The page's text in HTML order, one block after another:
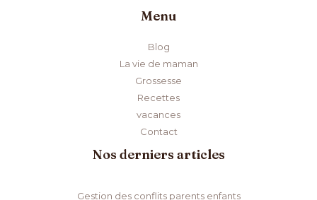
Menu
Blog
La vie de maman
Grossesse
Recettes
vacances
Contact
Nos derniers articles
Gestion des conflits parents enfants